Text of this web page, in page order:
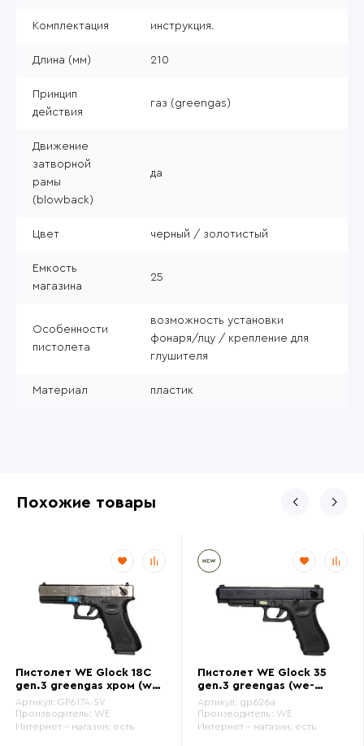
Комплектация инструкция.
Длина (мм) 210
Принцип
действия
газ (greengas)
Движение
затворной
рамы
(blowback)
да
Цвет черный / золотистый
Емкость
магазина
25
Особенности
пистолета
возможность установки
фонаря/лцу / крепление для
глушителя
Материал пластик
Похожие товары
Пистолет WE Glock 18C
gen.3 greengas хром (we-
g002a-sv)
Артикул: GP617A-SV
Производитель: WE
Интернет - магазин: есть
Пистолет WE Glock 35
gen.3 greengas (we-
g009a-bk)
Артикул: gp626a
Производитель: WE
Интернет - магазин: есть